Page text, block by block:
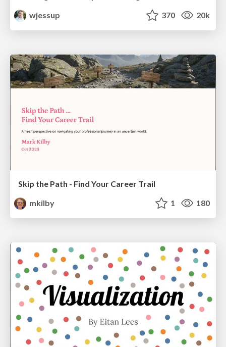
wjessup
370 20k
Skip the Path - Find Your Career Trail
mkilby
1 180